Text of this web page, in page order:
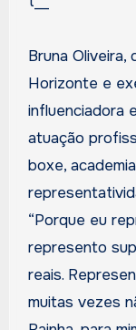
Bruna
Horizonte e
influenciadora
atuação
boxe,
“Porque eu
represento
reais.
muitas vezes